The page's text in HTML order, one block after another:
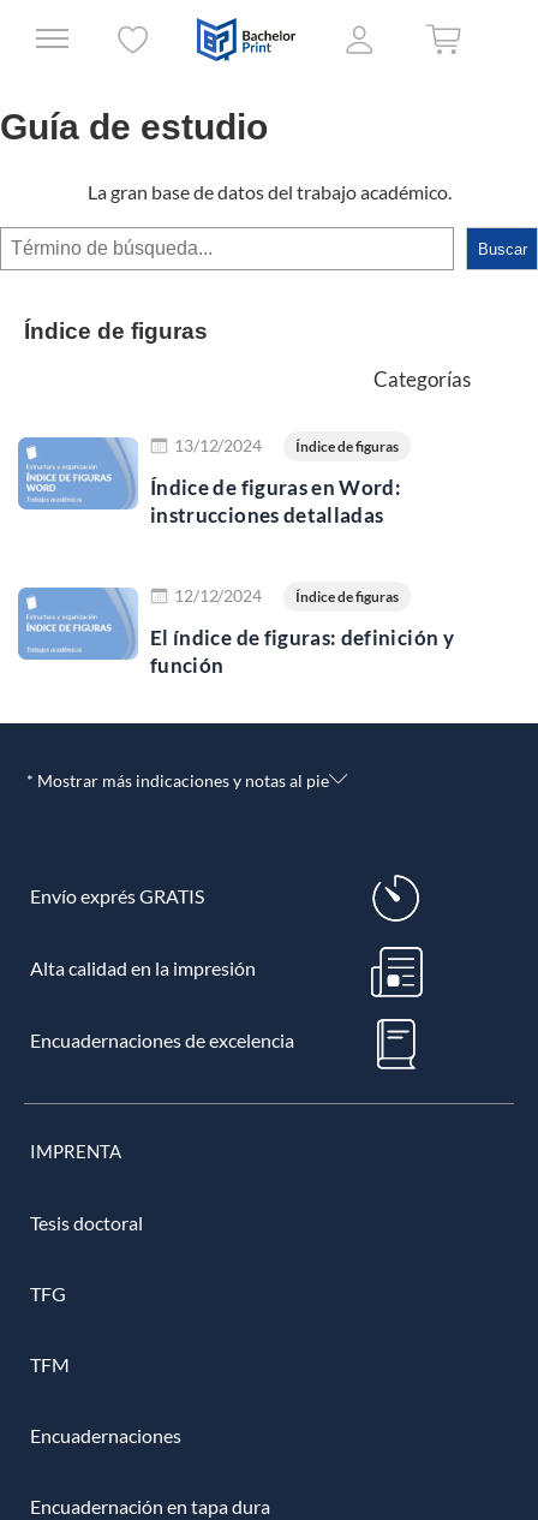
Guía de estudio
La gran base de datos del trabajo académico.
Buscar Buscar
Índice de figuras
Categorías
13/12/2024 Índice de figuras
Índice de figuras en Word:
instrucciones detalladas
12/12/2024 Índice de figuras
El índice de figuras: definición y
función
* Mostrar más indicaciones y notas al pie
Envío exprés GRATIS
Alta calidad en la impresión
Encuadernaciones de excelencia
IMPRENTA
Tesis doctoral
TFG
TFM
Encuadernaciones
Encuadernación en tapa dura